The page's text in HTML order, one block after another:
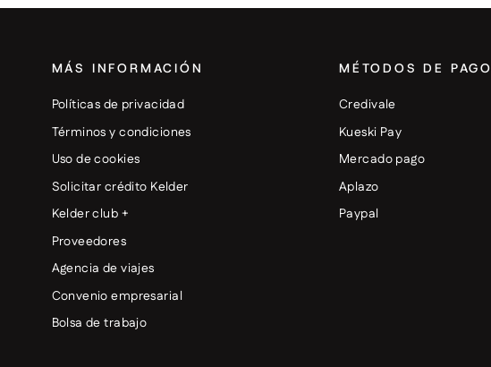
MÁS INFORMACIÓN
Políticas de privacidad
Términos y condiciones
Uso de cookies
Solicitar crédito Kelder
Kelder club +
Proveedores
Agencia de viajes
Convenio empresarial
Bolsa de trabajo
MÉTODOS DE PAGO
Credivale
Kueski Pay
Mercado pago
Aplazo
Paypal